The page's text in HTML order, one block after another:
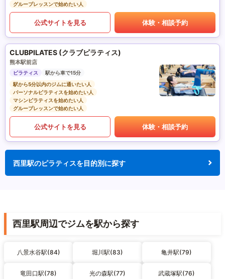
グループレッスンで始めたい人
公式サイトを見る 体験・相談予約
CLUBPILATES (クラブピラティス)
熊本駅前店
ピラティス
駅から車で15分
駅から5分以内のジムに通いたい人
パーソナルピラティスを始めたい人
マシンピラティスを始めたい人
グループレッスンで始めたい人
公式サイトを見る 体験・相談予約
西里駅のピラティスを目的別に探す
西里駅周辺でジムを駅から探す
八景水谷駅(84) 堀川駅(83) 亀井駅(79)
竜田口駅(78) 光の森駅(77) 武蔵塚駅(76)